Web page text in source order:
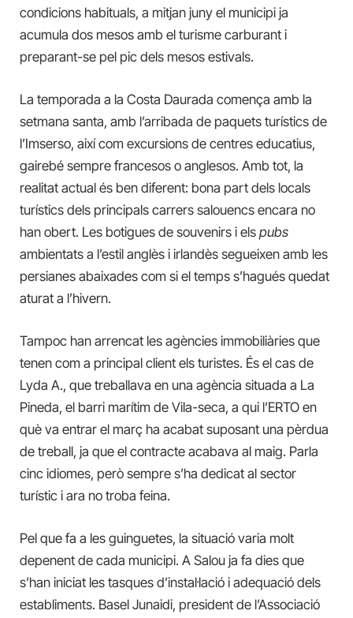
condicions habituals, a mitjan juny el municipi ja
acumula dos mesos amb el turisme carburant i
preparant-se pel pic dels mesos estivals.
La temporada a la Costa Daurada comença amb la
setmana santa, amb l’arribada de paquets turístics de
l’Imserso, així com excursions de centres educatius,
gairebé sempre francesos o anglesos. Amb tot, la
realitat actual és ben diferent: bona part dels locals
turístics dels principals carrers salouencs encara no
han obert. Les botigues de souvenirs i els pubs
ambientats a l’estil anglès i irlandès segueixen amb les
persianes abaixades com si el temps s’hagués quedat
aturat a l’hivern.
Tampoc han arrencat les agències immobiliàries que
tenen com a principal client els turistes. És el cas de
Lyda A., que treballava en una agència situada a La
Pineda, el barri marítim de Vila-seca, a qui l’ERTO en
què va entrar el març ha acabat suposant una pèrdua
de treball, ja que el contracte acabava al maig. Parla
cinc idiomes, però sempre s’ha dedicat al sector
turístic i ara no troba feina.
Pel que fa a les guinguetes, la situació varia molt
depenent de cada municipi. A Salou ja fa dies que
s’han iniciat les tasques d’instal·lació i adequació dels
establiments. Basel Junaidi, president de l’Associació